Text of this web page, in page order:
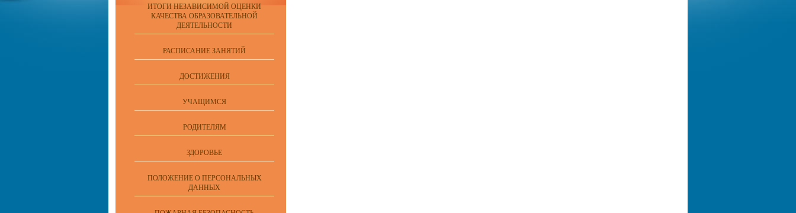
ИТОГИ НЕЗАВИСИМОЙ ОЦЕНКИ
КАЧЕСТВА ОБРАЗОВАТЕЛЬНОЙ
ДЕЯТЕЛЬНОСТИ
РАСПИСАНИЕ ЗАНЯТИЙ
ДОСТИЖЕНИЯ
УЧАЩИМСЯ
РОДИТЕЛЯМ
ЗДОРОВЬЕ
ПОЛОЖЕНИЕ О ПЕРСОНАЛЬНЫХ
ДАННЫХ